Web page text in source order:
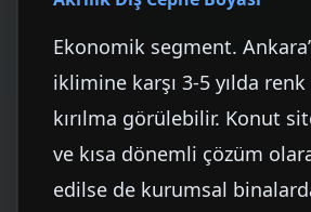
Ekonomik segment.
iklimine karşı 3-5 yılda renk
kırılma görülebilir. Konut
ve kısa dönemli çözüm
edilse de kurumsal